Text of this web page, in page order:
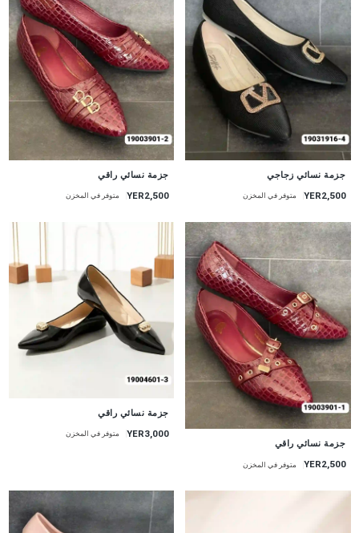
جزمة نسائي زجاجي
YER2,500 متوفر في المخزن
جزمة نسائي راقي
YER2,500 متوفر في المخزن
جزمة نسائي راقي
YER2,500 متوفر في المخزن
جزمة نسائي راقي
YER3,000 متوفر في المخزن